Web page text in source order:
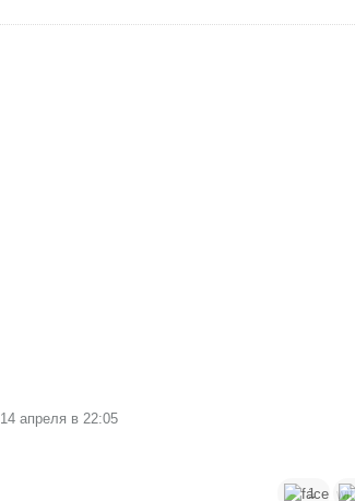
14 апреля в 22:05
1